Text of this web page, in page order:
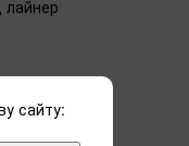
лайнер
сайту: